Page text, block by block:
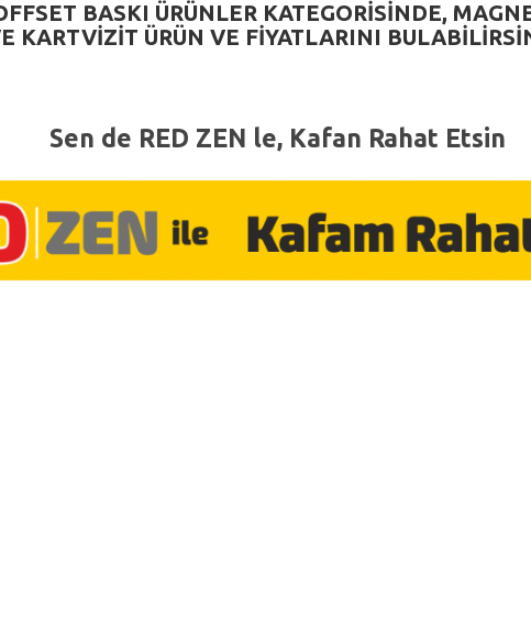
BASKI ÜRÜNLER KATEGORISINDE,
KARTVIZIT ÜRÜN VE FIYATLARINI
Sen de RED ZEN le, Kafan Rahat Etsin